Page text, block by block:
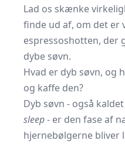
Lad os skænke
finde ud af, om det er
espressoshotten, der
dybe søvn.
Hvad er dyb søvn, og
og kaffe den?
Dyb søvn - også kaldet
sleep- er den fase af
hjernebølgerne bliver